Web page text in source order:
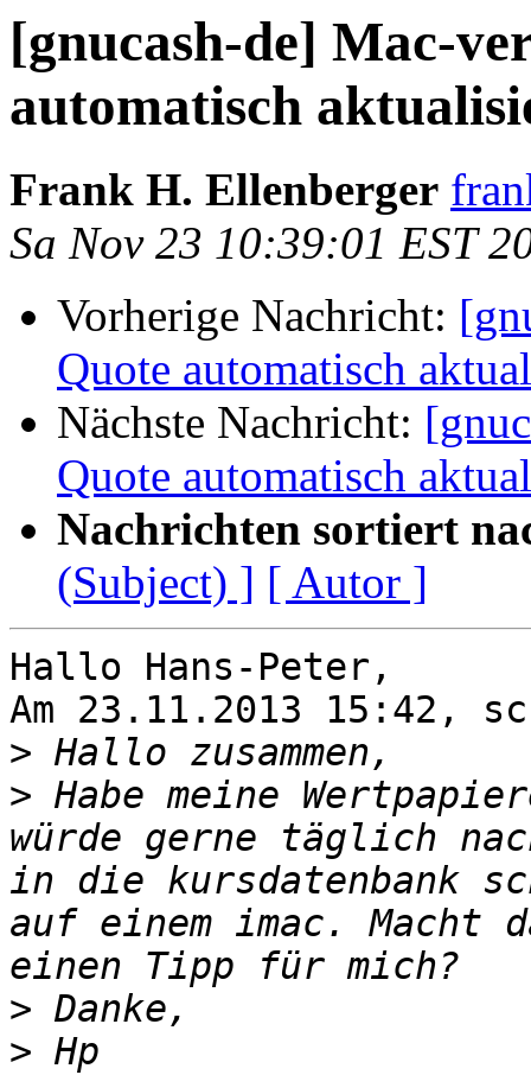
[gnucash-de] Mac-
automatisch
Frank H. Ellenberger
Sa Nov 23 10:39:01 EST
Vorherige Nachricht:
Quote automatisch
Nächste Nachricht:
Quote automatisch
Nachrichten sortiert
(Subject) ] [ Autor ]
Hallo Hans-Peter,
Am 23.11.2013 15:42,
>
> Habe meine
würde gerne täglich
in die kursdatenbank
auf einem imac. Macht
>
>